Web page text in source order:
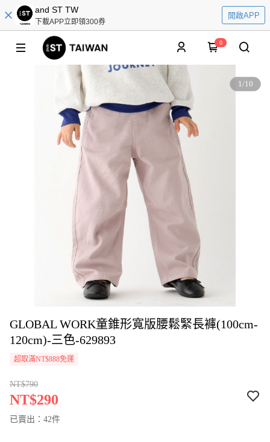
and ST TW
下載APP立即領300券
開啟APP
0
1/10
GLOBAL WORK童錐形寬版腰鬆緊長褲(100cm-
120cm)-三色-629893
超取滿NT$888免運
NT$790
NT$290
已賣出：42件